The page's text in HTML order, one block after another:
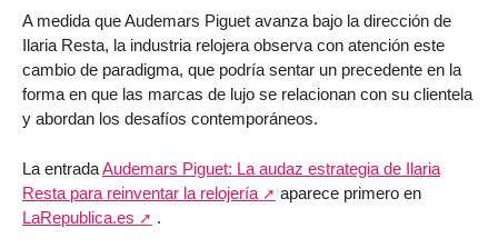
A medida que Audemars Piguet avanza bajo la dirección de
Ilaria Resta, la industria relojera observa con atención este
cambio de paradigma, que podría sentar un precedente en la
forma en que las marcas de lujo se relacionan con su clientela
y abordan los desafíos contemporáneos.
La entradaAudemars Piguet: La audaz estrategia de Ilaria
Resta para reinventar la relojería
aparece primero en
LaRepublica.es
.